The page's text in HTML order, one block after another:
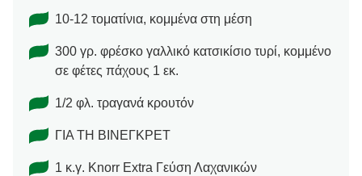
10-12 τοματίνια, κομμένα στη μέση
300 γρ. φρέσκο γαλλικό κατσικίσιο τυρί, κομμένο
σε φέτες πάχους 1 εκ.
1/2 φλ. τραγανά κρουτόν
ΓΙΑ ΤΗ ΒΙΝΕΓΚΡΕΤ
1 κ.γ. Knorr Extra Γεύση Λαχανικών